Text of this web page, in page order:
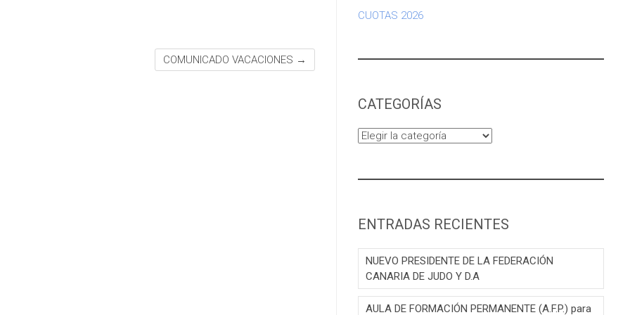
COMUNICADO VACACIONES →
CUOTAS 2026
CATEGORÍAS
Categorías
ENTRADAS RECIENTES
NUEVO PRESIDENTE DE LA FEDERACIÓN
CANARIA DE JUDO Y D.A
AULA DE FORMACIÓN PERMANENTE (A.F.P.) para